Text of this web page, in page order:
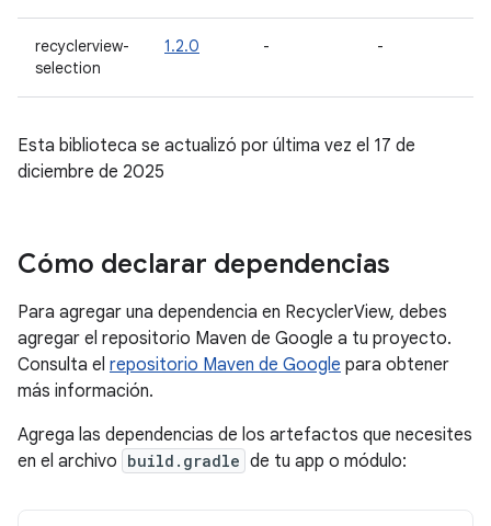
recyclerview-
selection
1.2.0 - -
Esta biblioteca se actualizó por última vez el 17 de
diciembre de 2025
Cómo declarar dependencias
Para agregar una dependencia en RecyclerView, debes
agregar el repositorio Maven de Google a tu proyecto.
Consulta el repositorio Maven de Google para obtener
más información.
Agrega las dependencias de los artefactos que necesites
en el archivo build.gradle de tu app o módulo: